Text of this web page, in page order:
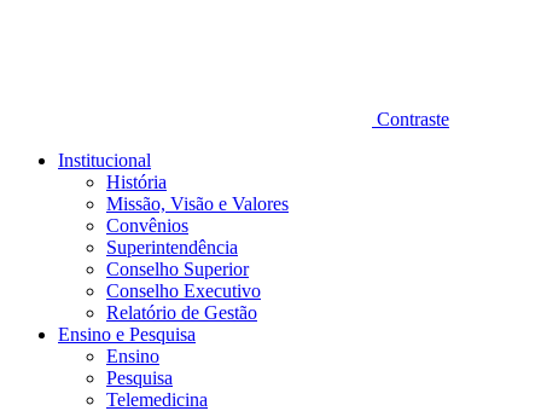
Contraste
Institucional
História
Missão, Visão e Valores
Convênios
Superintendência
Conselho Superior
Conselho Executivo
Relatório de Gestão
Ensino e Pesquisa
Ensino
Pesquisa
Telemedicina